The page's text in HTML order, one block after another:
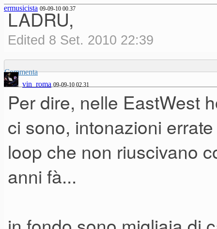
ermusicista 09-09-10 00.37
LADRU,
Edited 8 Set. 2010 22:39
Commenta
vin_roma 09-09-10 02.31
Per dire, nelle EastWest
ci sono, intonazioni
loop che non riuscivano
anni fà...